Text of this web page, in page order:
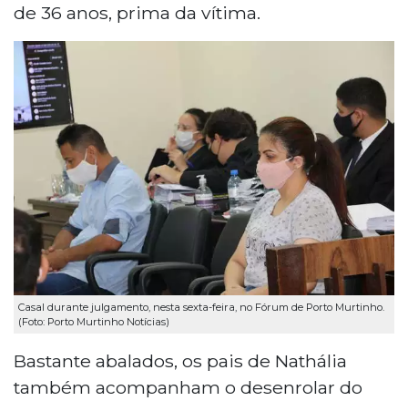
de 36 anos, prima da vítima.
Casal durante julgamento, nesta sexta-feira, no Fórum de Porto Murtinho.
(Foto: Porto Murtinho Notícias)
Bastante abalados, os pais de Nathália
também acompanham o desenrolar do